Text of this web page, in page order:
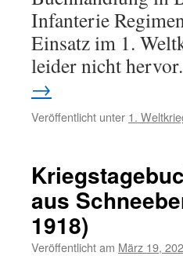
Infanterie
Einsatz im 1.
leider nicht
→
Veröffentlicht unter 1.
aus
1918)
Veröffentlicht am März 19,